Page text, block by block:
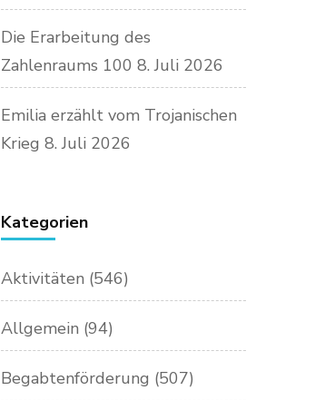
Die Erarbeitung des
Zahlenraums 100 8. Juli 2026
Emilia erzählt vom Trojanischen
Krieg 8. Juli 2026
Kategorien
Aktivitäten (546)
Allgemein (94)
Begabtenförderung (507)